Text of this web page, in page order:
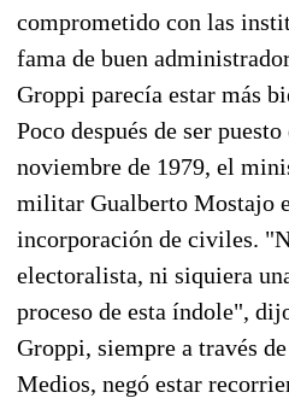
comprometido con las
fama de buen
Groppi parecía estar más
Poco después de ser
noviembre de 1979, el
militar Gualberto Mostajo
incorporación de civiles.
electoralista, ni siquiera
proceso de esta índole",
Groppi, siempre a través
Medios, negó estar